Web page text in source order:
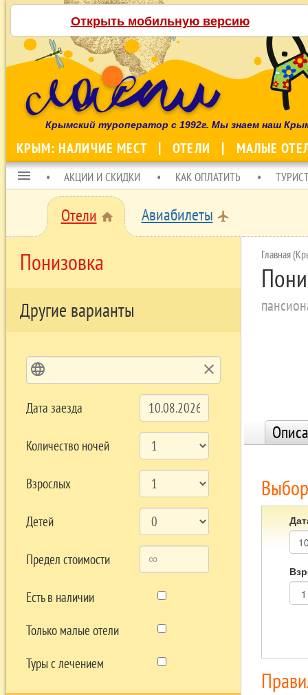
Открыть мобильную версию
Крымский туроператор с 1992г. Мы знаем наш
КРЫМ: НАЛИЧИЕ МЕСТ ОТЕЛИ МАЛЫЕ
menu АКЦИИ И СКИДКИ КАК ОПЛАТИТЬ
Отели home Авиабилеты local_airport
Понизовка
Другие варианты
language clear
Дата заезда
Количество ночей
Взрослых
Детей
Предел стоимости
Есть в наличии
Только малые отели
Туры с лечением
Главная